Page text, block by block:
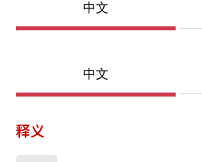
中文
中文
释义